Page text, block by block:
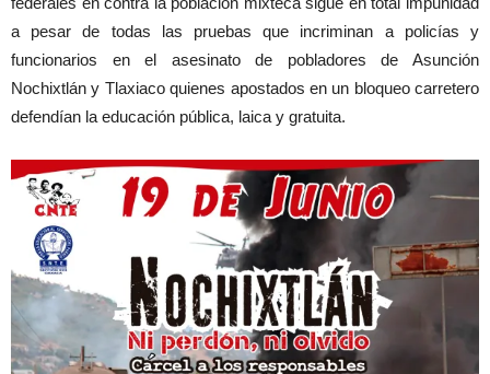
a pesar de todas las pruebas que incriminan a policías y
funcionarios en el asesinato de pobladores de Asunción
Nochixtlán y Tlaxiaco quienes apostados en un bloqueo carretero
defendían la educación pública, laica y gratuita.